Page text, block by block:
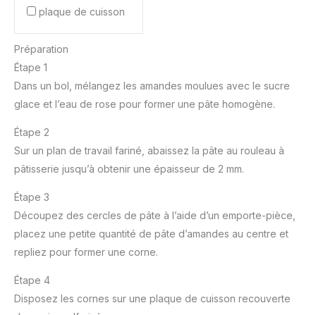
plaque de cuisson
Préparation
Étape 1
Dans un bol, mélangez les amandes moulues avec le sucre
glace et l’eau de rose pour former une pâte homogène.
Étape 2
Sur un plan de travail fariné, abaissez la pâte au rouleau à
pâtisserie jusqu’à obtenir une épaisseur de 2 mm.
Étape 3
Découpez des cercles de pâte à l’aide d’un emporte-pièce,
placez une petite quantité de pâte d’amandes au centre et
repliez pour former une corne.
Étape 4
Disposez les cornes sur une plaque de cuisson recouverte